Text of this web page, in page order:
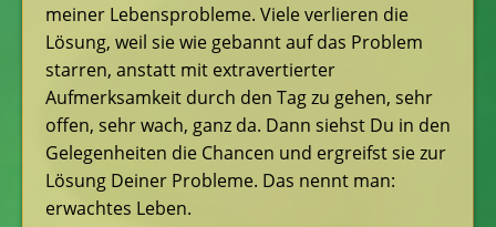
meiner Lebensprobleme. Viele verlieren die
Lösung, weil sie wie gebannt auf das Problem
starren, anstatt mit extravertierter
Aufmerksamkeit durch den Tag zu gehen, sehr
offen, sehr wach, ganz da. Dann siehst Du in den
Gelegenheiten die Chancen und ergreifst sie zur
Lösung Deiner Probleme. Das nennt man:
erwachtes Leben.